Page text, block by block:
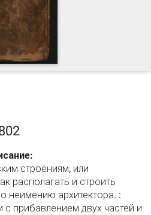
строениям, или
располагать и строить
неимению архитектора. :
прибавлением двух частей и